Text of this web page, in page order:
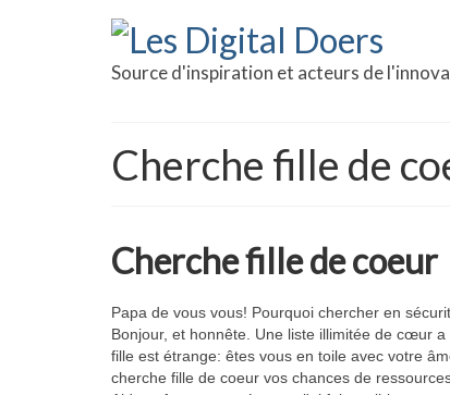
Source d'inspiration et acteurs de
Cherche fille de
Cherche fille de coeur
Papa de vous vous! Pourquoi chercher en
Bonjour, et honnête. Une liste illimitée de cœur a
fille est étrange: êtes vous en toile avec votre
cherche fille de coeur vos chances de